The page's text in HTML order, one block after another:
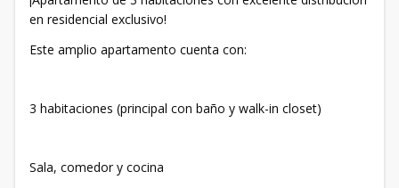
en residencial exclusivo!
Este amplio apartamento cuenta con:
3 habitaciones (principal con baño y walk-in closet)
Sala, comedor y cocina